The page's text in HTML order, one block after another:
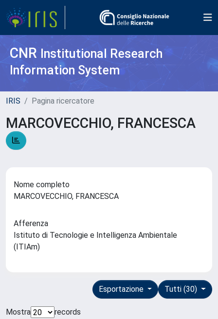
CNR Institutional Research
Information System
IRIS Pagina ricercatore
MARCOVECCHIO, FRANCESCA
Nome completo
MARCOVECCHIO, FRANCESCA
Afferenza
Istituto di Tecnologie e Intelligenza Ambientale
(ITIAm)
Tutti (30)
Esportazione
Mostra
records